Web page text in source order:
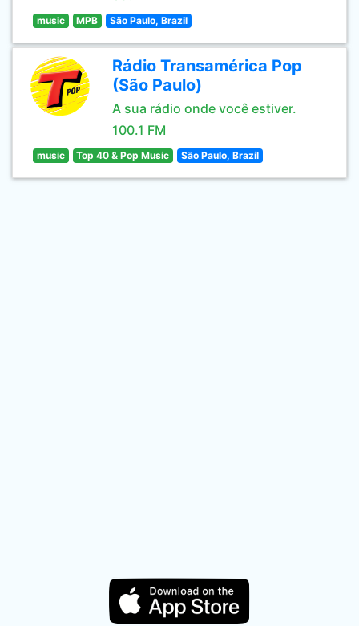
music MPB São Paulo, Brazil
Rádio Transamérica Pop
(São Paulo)
A sua rádio onde você estiver.
100.1 FM
music Top 40 & Pop Music São Paulo, Brazil